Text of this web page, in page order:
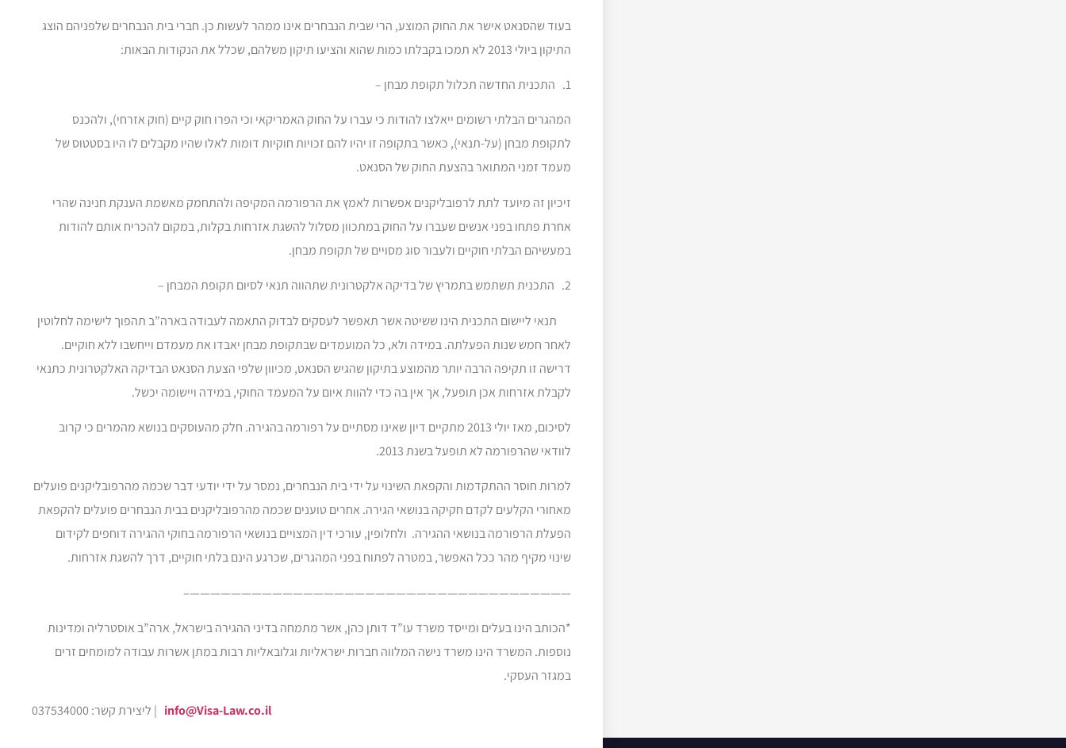
בעוד שהסנאט אישר את החוק המוצע, הרי שבית הנבחרים אינו ממהר לעשות כן. חברי בית הנבחרים שלפניהם הוצג
התיקון ביולי 2013 לא תמכו בקבלתו כמות שהוא והציעו תיקון משלהם, שכלל את הנקודות הבאות:
1. התכנית החדשה תכלול תקופת מבחן –
המהגרים הבלתי רשומים ייאלצו להודות כי עברו על החוק האמריקאי וכי הפרו חוק קיים (חוק אזרחי), ולהכנס
לתקופת מבחן (על-תנאי), כאשר בתקופה זו יהיו להם זכויות חוקיות דומות לאלו שהיו מקבלים לו היו בסטטוס של
מעמד זמני המתואר בהצעת החוק של הסנאט.
זיכיון זה מיועד לתת לרפובליקנים אפשרות לאמץ את הרפורמה המקיפה ולהתחמק מאשמת הענקת חנינה שהרי
אחרת פתחו בפני אנשים שעברו על החוק במתכוון מסלול להשגת אזרחות בקלות, במקום להכריח אותם להודות
במעשיהם הבלתי חוקיים ולעבור סוג מסויים של תקופת מבחן.
2. התכנית תשתמש בתמריץ של בדיקה אלקטרונית שתהווה תנאי לסיום תקופת המבחן –
תנאי ליישום התכנית הינו ששיטה אשר תאפשר לעסקים לבדוק התאמה לעבודה בארה”ב תהפוך לישימה לחלוטין
לאחר חמש שנות הפעלתה. במידה ולא, כל המועמדים שבתקופת מבחן יאבדו את מעמדם וייחשבו ללא חוקיים.
דרישה זו תקיפה הרבה יותר מהמוצע בתיקון שהגיש הסנאט, מכיוון שלפי הצעת הסנאט הבדיקה האלקטרונית כתנאי
לקבלת אזרחות אכן תופעל, אך אין בה כדי להוות איום על המעמד החוקי, במידה ויישומה יכשל.
לסיכום, מאז יולי 2013 מתקיים דיון שאינו מסתיים על רפורמה בהגירה. חלק מהעוסקים בנושא מהמרים כי קרוב
לוודאי שהרפורמה לא תופעל בשנת 2013.
למרות חוסר ההתקדמות והקפאת השינוי על ידי בית הנבחרים, נמסר על ידי יודעי דבר שכמה מהרפובליקנים פועלים
מאחורי הקלעים לקדם חקיקה בנושאי הגירה. אחרים טוענים שכמה מהרפובליקנים בבית הנבחרים פועלים להקפאת
הפעלת הרפורמה בנושאי ההגירה. ולחלופין, עורכי דין המצויים בנושאי הרפורמה בחוקי ההגירה דוחפים לקידום
שינוי מקיף מהר ככל האפשר, במטרה לפתוח בפני המהגרים, שכרגע הינם בלתי חוקיים, דרך להשגת אזרחות.
—————————————————————————————————————–
*הכותב הינו בעלים ומייסד משרד עו”ד דותן כהן, אשר מתמחה בדיני ההגירה בישראל, ארה”ב אוסטרליה ומדינות
נוספות. המשרד הינו משרד נישה המלווה חברות ישראליות וגלובאליות רבות במתן אשרות עבודה למומחים זרים
במגזר העסקי.
ליצירת קשר: 037534000 | info@Visa-Law.co.il